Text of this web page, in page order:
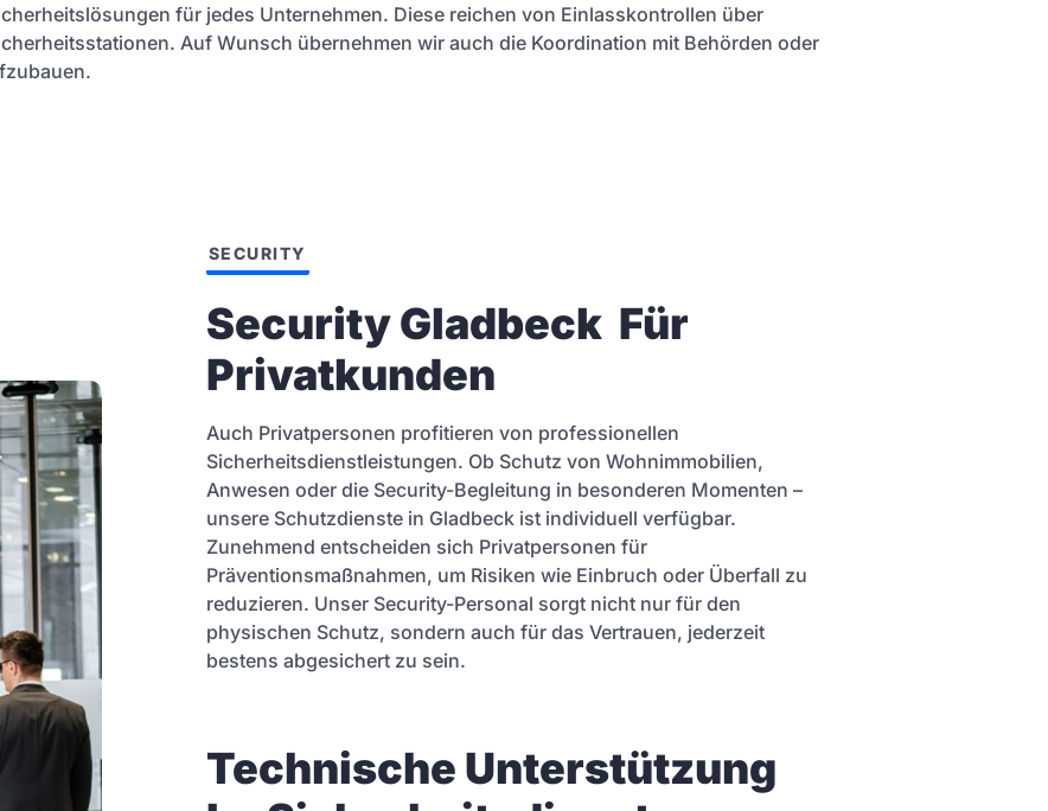
für jedes Unternehmen. Diese reichen von Einlasskontrollen über
Auf Wunsch übernehmen wir auch die Koordination mit Behörden oder
SECURITY
Security Gladbeck  Für
Privatkunden
Auch Privatpersonen profitieren von professionellen
Sicherheitsdienstleistungen. Ob Schutz von Wohnimmobilien,
Anwesen oder die Security-Begleitung in besonderen Momenten –
unsere Schutzdienste in Gladbeck ist individuell verfügbar.
Zunehmend entscheiden sich Privatpersonen für
Präventionsmaßnahmen, um Risiken wie Einbruch oder Überfall zu
reduzieren. Unser Security-Personal sorgt nicht nur für den
physischen Schutz, sondern auch für das Vertrauen, jederzeit
bestens abgesichert zu sein.
Technische Unterstützung